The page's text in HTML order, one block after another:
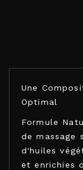
Une
Optimal
Formule
de massage
d'huiles
et enrichies